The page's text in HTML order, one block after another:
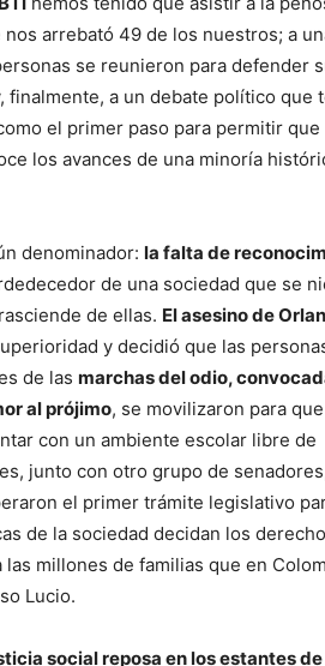
nos arrebató 49 de los nuestros; a
se reunieron para defender
finalmente, a un debate político que
el primer paso para permitir que
los avances de una minoría
denominador: la falta de
de una sociedad que se
de ellas. El asesino de
y decidió que las
de las marchas del odio,
al prójimo, se movilizaron para
con un ambiente escolar libre de
junto con otro grupo de
el primer trámite legislativo
de la sociedad decidan los
millones de familias que en
Lucio.
social reposa en los estantes